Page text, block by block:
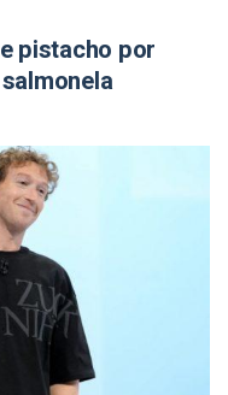
pistacho por